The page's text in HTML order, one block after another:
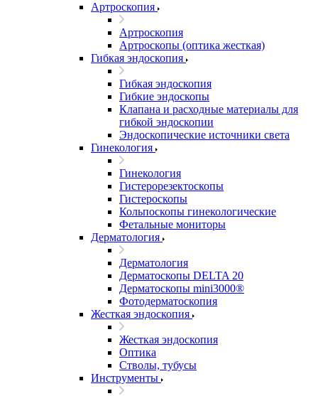
Артроскопия
Артроскопия
Артроскопы (оптика жесткая)
Гибкая эндоскопия
Гибкая эндоскопия
Гибкие эндоскопы
Клапана и расходные материалы для
гибкой эндоскопии
Эндоскопические источники света
Гинекология
Гинекология
Гистерорезектоскопы
Гистероскопы
Кольпоскопы гинекологические
Фетальные мониторы
Дерматология
Дерматология
Дерматоскопы DELTA 20
Дерматоскопы mini3000®
Фотодерматоскопия
Жесткая эндоскопия
Жесткая эндоскопия
Оптика
Стволы, тубусы
Инструменты